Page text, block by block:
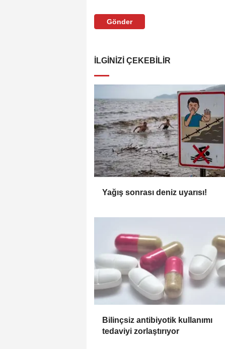
Gönder
İLGINIZI ÇEKEBILIR
Yağış sonrası deniz uyarısı!
Bilinçsiz antibiyotik kullanımı
tedaviyi zorlaştırıyor